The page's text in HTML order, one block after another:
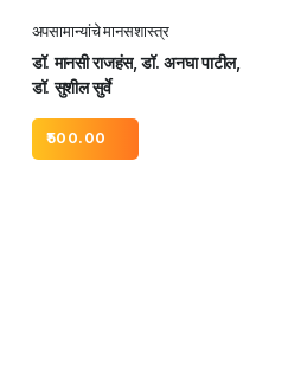
अपसामान्यांचे मानसशास्त्र
डॉ. मानसी राजहंस, डॉ. अनघा पाटील,
डॉ. सुशील सुर्वे
500.00